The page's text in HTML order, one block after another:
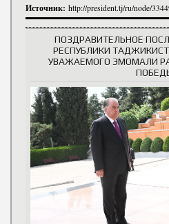
Источник: http://president.tj/ru/node/
ПОЗДРАВИТЕЛЬНОЕ
РЕСПУБЛИКИ
УВАЖАЕМОГО ЭМОМАЛИ